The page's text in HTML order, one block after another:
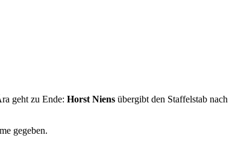
geht zu Ende: Horst Niens übergibt den Staffelstab nach
gegeben.